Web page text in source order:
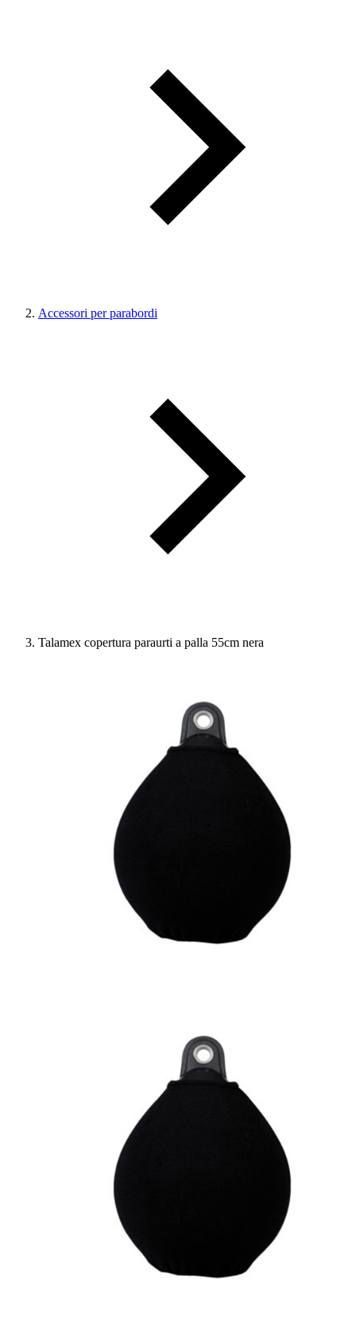
Accessori per parabordi
Talamex copertura paraurti a palla 55cm nera